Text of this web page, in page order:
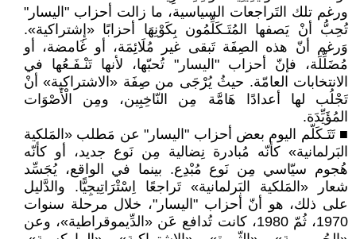
ورغم تلك التَراجعات السياسية، ما زالت أحزاب "اليسار"
تُحِبُّ أنْ يَصفها المُتَـكَلِّمُون بِكَوْنِهَا أحزابًا «إِشتراكية».
وَرغم أنّ هذه الصِفَة تَبقى غير مُلَائِمَة، أو غَامضة، أو
مُضَلِّلَة، فإنّ أحزاب "اليسار" تُحبّها، لأنها تَنْـفَـعُها في
الانتخابات العامّة. حيثُ يُرْجَى من صِفَة «الاشتراكية» أنْ
تَجْلُب لها أعدادًا هَامَّة مِن النّاخِبِين، ومِن الْأَصْوَات
المُؤَيِّدَة.
■ تَتَـكَلّم اليوم بعض أحزاب "اليسار" عن مَطلب «المَلكية
البَرلمانية» كأنّه مُبادرة نِضالية مِن نَوع جديد، أو كأنّه
هُجوم سيّاسي مِن نَوع مُبْدِع. بينما في الواقع، يُجَسِّد
شعار «المَلكية البَرلمانية» تَراجعًا اِسْتْرَاتِيجِيًّا. والدَّليل
على ذلك، هو أنّ أحزاب "اليسار"، خلال مرحلة سنوات
1970، ثُمّ 1980، كانت تُدافع عَن «الدِّيموقراطية»، وعن